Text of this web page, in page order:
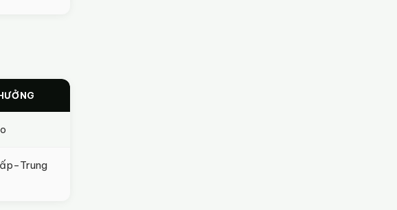
Trung